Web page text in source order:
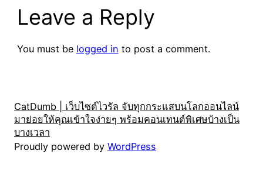
Leave a Reply
You must be logged in to post a comment.
CatDumb | เว็บไซต์ไวรัล จับทุกกระแสบนโลกออนไลน์
มาย่อยให้คุณเข้าใจง่ายๆ พร้อมคอนเทนต์พิเศษบ้างเป็น
บางเวลา
Proudly powered by WordPress